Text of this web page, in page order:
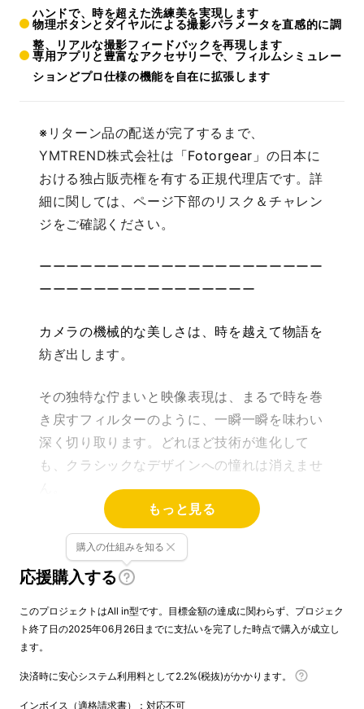
ハンドで、時を超えた洗練美を実現します
物理ボタンとダイヤルによる撮影パラメータを直感的に調
整、リアルな撮影フィードバックを再現します
専用アプリと豊富なアクセサリーで、フィルムシミュレー
ションどプロ仕様の機能を自在に拡張します
※ リターン品の配送が完了するまで、
YMTREND株式会社は 「Fotorgear」 の日本に
おける独占販売権を有する正規代理店です。詳
細に関しては、ページ下部のリスク＆チャレン
ジをご確認ください。
ーーーーーーーーーーーーーーーーーーーーー
ーーーーーーーーーーーーーーーー
カメラの機械的な美しさは、時を越えて物語を
紡ぎ出します。
その独特な佇まいと映像表現は、まるで時を巻
き戻すフィルターのように、一瞬一瞬を味わい
深く切り取ります。どれほど技術が進化して
も、クラシックなデザインへの憧れは消えませ
私たちは日々の暮らしの中に、どこか懐かしく
て温もりのあるレトロな感性を求めています。
もっと見る
応援購入する
購入の仕組みを知る
このプロジェクトはAll in型です。目標金額の達成に関わらず、プロジェク
ト終了日の2025年06月26日までに支払いを完了した時点で購入が成立し
ます。
決済時に安心システム利用料として2.2%(税抜)がかかります。
インボイス（適格請求書）：対応不可